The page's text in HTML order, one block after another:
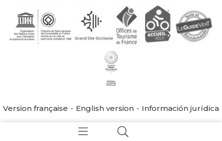
Version française English version Información jurídica